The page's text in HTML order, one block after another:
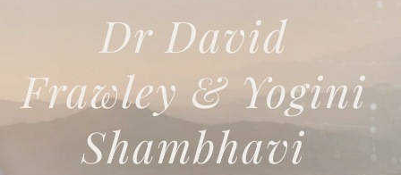
Dr David
Frawley & Yogini
Shambhavi